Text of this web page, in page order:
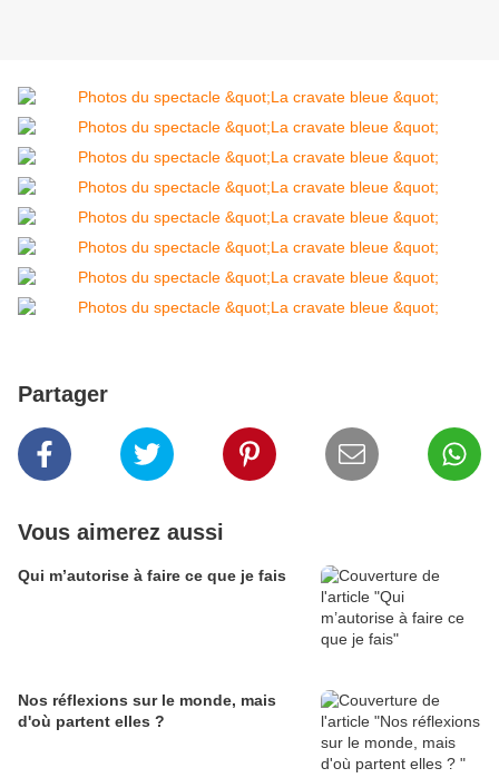
Partager
Vous aimerez aussi
Qui m’autorise à faire ce que je fais
Nos réflexions sur le monde, mais
d'où partent elles ?